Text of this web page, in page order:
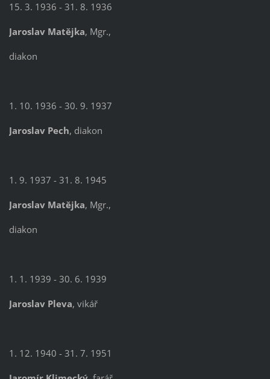
15. 3. 1936 - 31. 8. 1936
Jaroslav Matějka, Mgr.,
diakon
1. 10. 1936 - 30. 9. 1937
Jaroslav Pech, diakon
1. 9. 1937 - 31. 8. 1945
Jaroslav Matějka, Mgr.,
diakon
1. 1. 1939 - 30. 6. 1939
Jaroslav Pleva, vikář
1. 12. 1940 - 31. 7. 1951